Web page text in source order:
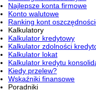
Najlepsze konta firmowe
Konto walutowe
Ranking kont
Kalkulatory
Kalkulator kredytowy
Kalkulator zdolności
Kalkulator lokat
Kalkulator kredytu
Kiedy przelew?
Wskaźniki finansowe
Poradniki